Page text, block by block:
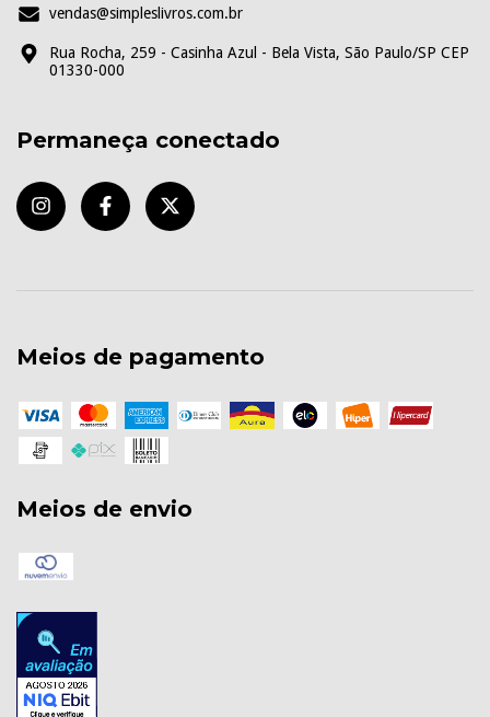
vendas@simpleslivros.com.br
Rua Rocha, 259 - Casinha Azul - Bela Vista, São Paulo/SP CEP
01330-000
Permaneça conectado
Meios de pagamento
Meios de envio